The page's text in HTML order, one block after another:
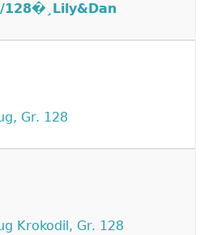
128�¸Lily&Dan
Gr. 128
Krokodil, Gr. 128